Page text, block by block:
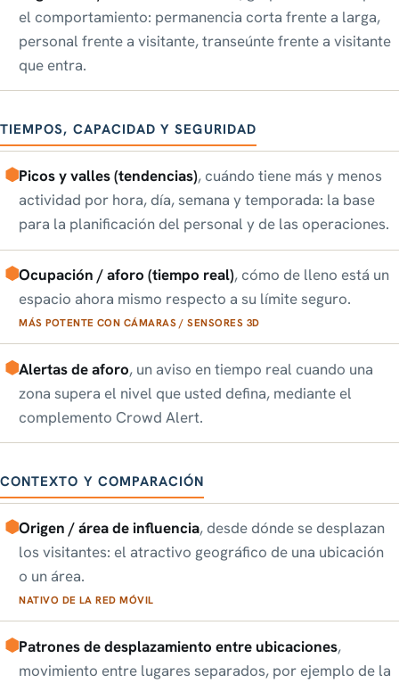
el comportamiento: permanencia corta frente a larga,
personal frente a visitante, transeúnte frente a visitante
que entra.
TIEMPOS, CAPACIDAD Y SEGURIDAD
Picos y valles (tendencias), cuándo tiene más y menos
actividad por hora, día, semana y temporada: la base
para la planificación del personal y de las operaciones.
Ocupación / aforo (tiempo real), cómo de lleno está un
espacio ahora mismo respecto a su límite seguro.
MÁS POTENTE CON CÁMARAS / SENSORES 3D
Alertas de aforo, un aviso en tiempo real cuando una
zona supera el nivel que usted defina, mediante el
complemento Crowd Alert.
CONTEXTO Y COMPARACIÓN
Origen / área de influencia, desde dónde se desplazan
los visitantes: el atractivo geográfico de una ubicación
o un área.
NATIVO DE LA RED MÓVIL
Patrones de desplazamiento entre ubicaciones,
movimiento entre lugares separados, por ejemplo de la